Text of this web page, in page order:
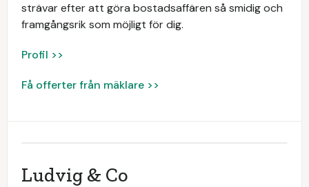
strävar efter att göra bostadsaffären så smidig och
framgångsrik som möjligt för dig.
Profil >>
Få offerter från mäklare >>
Ludvig & Co